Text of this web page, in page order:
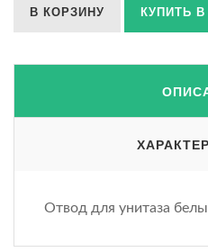
В КОРЗИНУ КУПИТЬ В
Отвод для унитаза